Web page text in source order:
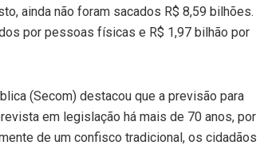
ainda não foram sacados R$ 8,59 bilhões.
por pessoas físicas e R$ 1,97 bilhão por
(Secom) destacou que a previsão para
em legislação há mais de 70 anos, por
de um confisco tradicional, os cidadãos